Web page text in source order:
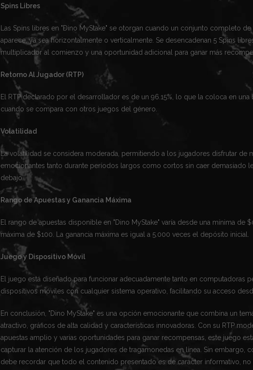
Spins Libres
Las Spins libres en "Dino MyStake" se otorgan cuando un conjunto completo
aparece, ya sea horizontalmente o verticalmente. Se desencadenan 5 Spins
multiplicador al comienzo y una oportunidad adicional para ganar más
Retorno Al Jugador (RTP)
El RTP declarado por el desarrollador es de un 96.15%, lo que la coloca en una
cuando se compara con otros juegos del género.
Volatilidad
La volatilidad se considera moderada, permitiendo a los jugadores disfrutar de
emocionantes tanto durante períodos largos como cortos sin caer demasiado
debajo.
Rango de Apuestas y Ganancia Máxima
El rango de apuestas disponible en "Dino MyStake" varía desde una mínima de
máxima de $100. La ganancia máxima es igual a 5.000 veces el depósito inicial.
Juego y Dispositivo Móvil
El juego está diseñado para funcionar adecuadamente tanto en computadoras
dispositivos móviles con cualquier sistema operativo, facilitando su acceso
En conclusión, "Dino MyStake" es una opción emocionante que combina un
atractivo, gráficos de alta calidad y características innovadoras. Con su RTP
apuestas amplio y varias oportunidades para ganar recompensas, este juego
capturar la atención de los jugadores de tragamonedas en línea. Sin embargo,
debe recordar que todo el contenido presentado es de carácter informativo, no